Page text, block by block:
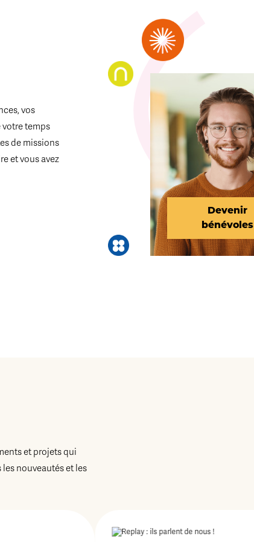
vos
votre temps
de missions
et vous avez
Devenir
bénévoles
et projets qui
nouveautés et les